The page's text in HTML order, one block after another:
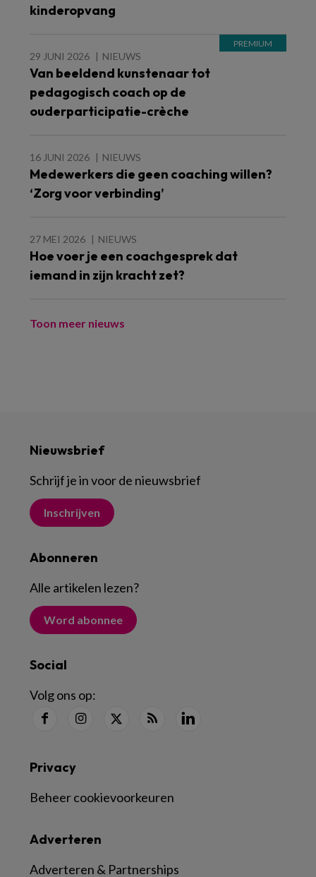
kinderopvang
29 JUNI 2026 NIEUWS
Van beeldend kunstenaar tot
pedagogisch coach op de
ouderparticipatie-crèche
16 JUNI 2026 NIEUWS
Medewerkers die geen coaching willen?
‘Zorg voor verbinding’
27 MEI 2026 NIEUWS
Hoe voer je een coachgesprek dat
iemand in zijn kracht zet?
Toon meer nieuws
Nieuwsbrief
Schrijf je in voor de nieuwsbrief
Inschrijven
Abonneren
Alle artikelen lezen?
Word abonnee
Social
Volg ons op:
Adverteren
Adverteren & Partnerships
Privacy
Beheer cookievoorkeuren